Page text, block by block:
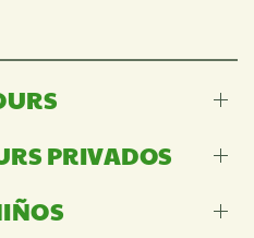
PRIVADOS